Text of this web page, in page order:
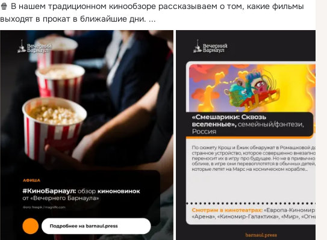
🍿 В нашем традиционном кинообзоре рассказываем о том, какие фильмы
выходят в прокат в ближайшие дни. ...